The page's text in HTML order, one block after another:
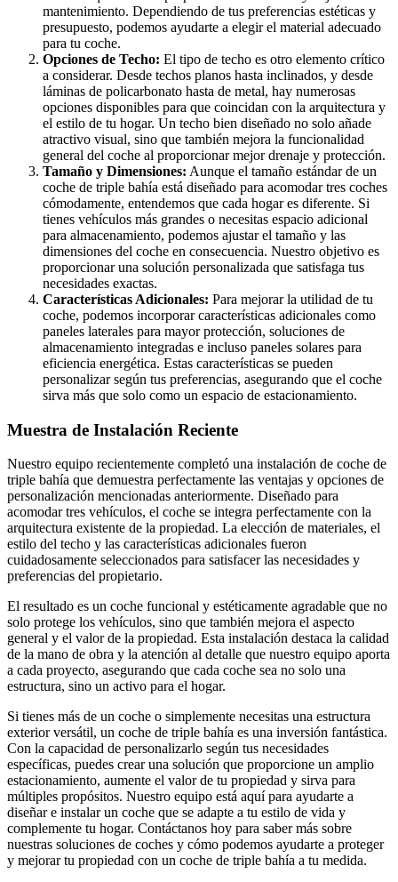
mantenimiento. Dependiendo de tus preferencias estéticas y
presupuesto, podemos ayudarte a elegir el material adecuado
para tu coche.
Opciones de Techo: El tipo de techo es otro elemento crítico
a considerar. Desde techos planos hasta inclinados, y desde
láminas de policarbonato hasta de metal, hay numerosas
opciones disponibles para que coincidan con la arquitectura y
el estilo de tu hogar. Un techo bien diseñado no solo añade
atractivo visual, sino que también mejora la funcionalidad
general del coche al proporcionar mejor drenaje y protección.
Tamaño y Dimensiones: Aunque el tamaño estándar de un
coche de triple bahía está diseñado para acomodar tres coches
cómodamente, entendemos que cada hogar es diferente. Si
tienes vehículos más grandes o necesitas espacio adicional
para almacenamiento, podemos ajustar el tamaño y las
dimensiones del coche en consecuencia. Nuestro objetivo es
proporcionar una solución personalizada que satisfaga tus
necesidades exactas.
Características Adicionales: Para mejorar la utilidad de tu
coche, podemos incorporar características adicionales como
paneles laterales para mayor protección, soluciones de
almacenamiento integradas e incluso paneles solares para
eficiencia energética. Estas características se pueden
personalizar según tus preferencias, asegurando que el coche
sirva más que solo como un espacio de estacionamiento.
Muestra de Instalación Reciente
Nuestro equipo recientemente completó una instalación de coche de
triple bahía que demuestra perfectamente las ventajas y opciones de
personalización mencionadas anteriormente. Diseñado para
acomodar tres vehículos, el coche se integra perfectamente con la
arquitectura existente de la propiedad. La elección de materiales, el
estilo del techo y las características adicionales fueron
cuidadosamente seleccionados para satisfacer las necesidades y
preferencias del propietario.
El resultado es un coche funcional y estéticamente agradable que no
solo protege los vehículos, sino que también mejora el aspecto
general y el valor de la propiedad. Esta instalación destaca la calidad
de la mano de obra y la atención al detalle que nuestro equipo aporta
a cada proyecto, asegurando que cada coche sea no solo una
estructura, sino un activo para el hogar.
Si tienes más de un coche o simplemente necesitas una estructura
exterior versátil, un coche de triple bahía es una inversión fantástica.
Con la capacidad de personalizarlo según tus necesidades
específicas, puedes crear una solución que proporcione un amplio
estacionamiento, aumente el valor de tu propiedad y sirva para
múltiples propósitos. Nuestro equipo está aquí para ayudarte a
diseñar e instalar un coche que se adapte a tu estilo de vida y
complemente tu hogar. Contáctanos hoy para saber más sobre
nuestras soluciones de coches y cómo podemos ayudarte a proteger
y mejorar tu propiedad con un coche de triple bahía a tu medida.